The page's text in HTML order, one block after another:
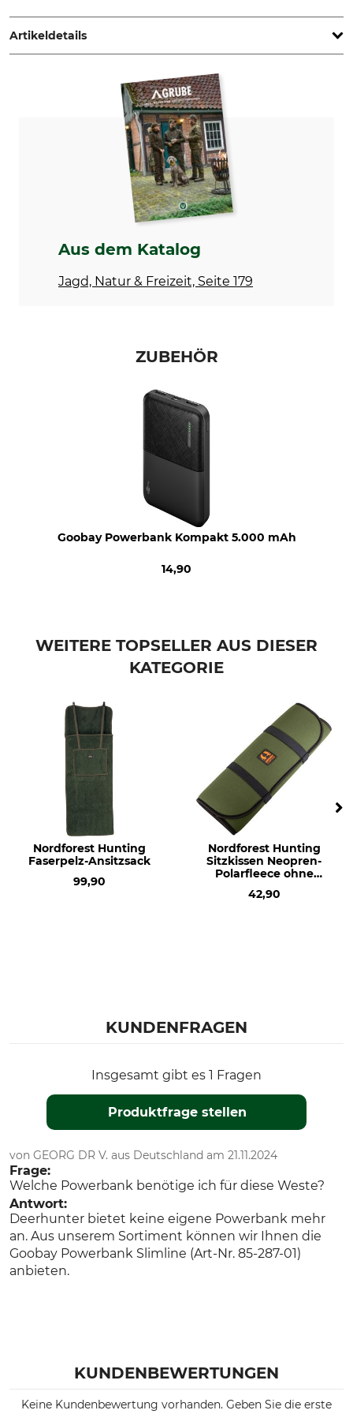
www.deerhunter.eu
Artikeldetails
Produkttyp
Heizweste
Modellbezeichnung
Oberstoff
100% Polyamid
Füllung
100% Polyester
3% Elasthan
Waschen
Bleichen
Trocknen
Professionelle Textilpflege
Farbe
deep green
Aus dem Katalog
Jagd, Natur & Freizeit, Seite 179
ZUBEHÖR
Goobay Powerbank Kompakt 5.000 mAh
14,90
WEITERE TOPSELLER AUS DIESER
KATEGORIE
Nordforest Hunting
Faserpelz-Ansitzsack
99,90
Nordforest Hunting
Sitzkissen Neopren-
Polarfleece ohne
42,90
KUNDENFRAGEN
Insgesamt gibt es 1 Fragen
Produktfrage stellen
von GEORG DR V. aus Deutschland am 21.11.2024
Frage:
Welche Powerbank benötige ich für diese Weste?
Antwort:
Deerhunter bietet keine eigene Powerbank mehr
an. Aus unserem Sortiment können wir Ihnen die
Goobay Powerbank Slimline (Art-Nr. 85-287-01)
anbieten.
KUNDENBEWERTUNGEN
Keine Kundenbewertung vorhanden. Geben Sie die erste